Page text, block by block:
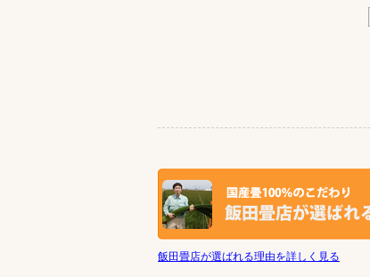
飯田畳店が選ばれる理由を詳しく見る